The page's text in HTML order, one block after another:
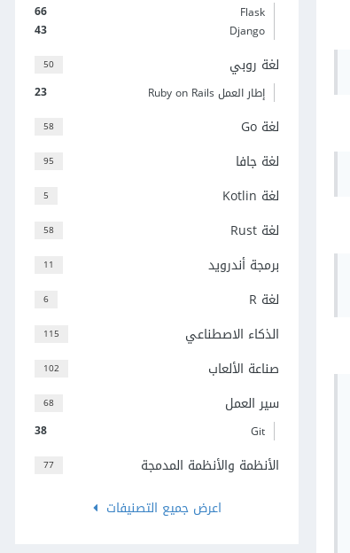
66
Flask
43
Django
50 لغة روبي
23 إطار العمل Ruby on Rails
58 لغة Go
95 لغة جافا
5 لغة Kotlin
58 لغة Rust
11 برمجة أندرويد
6 لغة R
115 الذكاء الاصطناعي
102 صناعة الألعاب
68 سير العمل
38 Git
77
الأنظمة والأنظمة المدمجة
اعرض جميع التصنيفات